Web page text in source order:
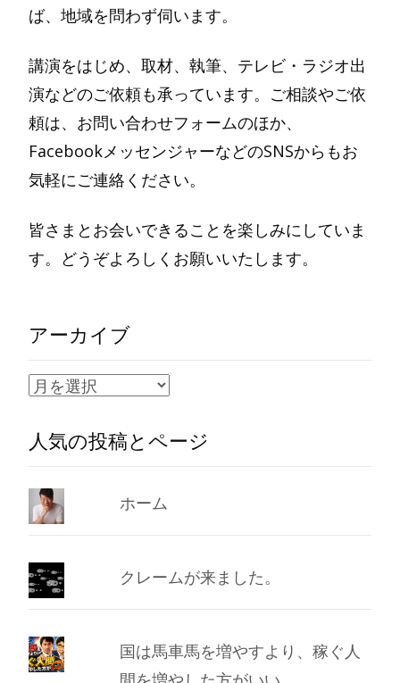
ば、地域を問わず伺います。
講演をはじめ、取材、執筆、テレビ・ラジオ出
演などのご依頼も承っています。ご相談やご依
頼は、お問い合わせフォームのほか、
FacebookメッセンジャーなどのSNSからもお
気軽にご連絡ください。
皆さまとお会いできることを楽しみにしていま
す。どうぞよろしくお願いいたします。
アーカイブ
ア
カ
イ
ブ
人気の投稿とページ
ホーム
クレームが来ました。
国は馬車馬を増やすより、稼ぐ人